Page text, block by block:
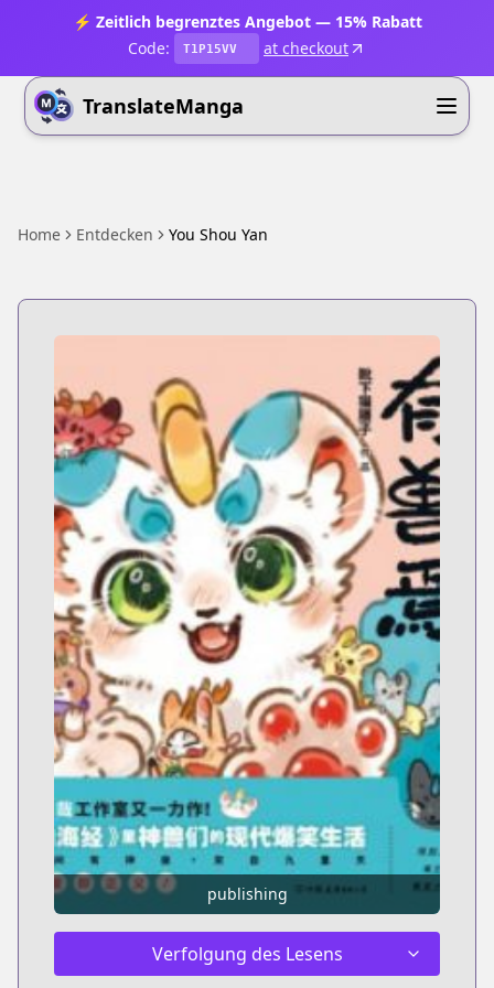
⚡ Zeitlich begrenztes Angebot — 15% Rabatt
Code:
T1P15VV at checkout
TranslateManga
Home Entdecken You Shou Yan
publishing
Verfolgung des Lesens